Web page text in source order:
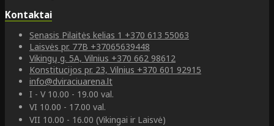
Kontaktai
Senasis Pilaitės kelias 1 +370 613 55063
Laisvės pr. 77B +37065639448
Vikingų g. 5A, Vilnius +370 662 98612
Konstitucijos pr. 23, Vilnius +370 601 92915
info@dviraciuarena.lt
I - V 10.00 - 19.00 val.
VI 10.00 - 17.00 val.
VII 10.00 - 16.00 (Vikingai ir Laisvė)